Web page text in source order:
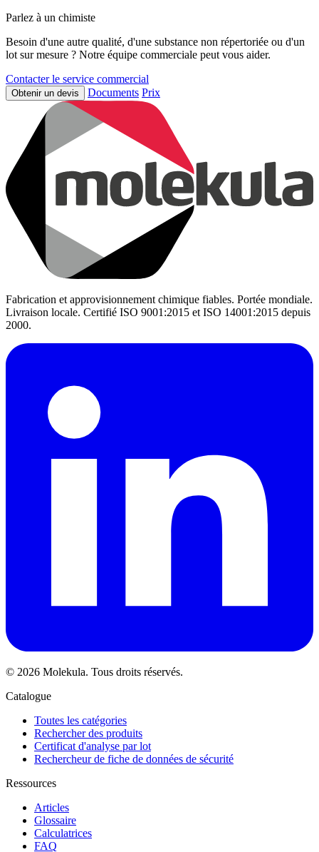
Parlez à un chimiste
Besoin d'une autre qualité, d'une substance non répertoriée ou d'un
lot sur mesure ? Notre équipe commerciale peut vous aider.
Contacter le service commercial
Obtenir un devis Documents Prix
Fabrication et approvisionnement chimique fiables. Portée mondiale.
Livraison locale. Certifié ISO 9001:2015 et ISO 14001:2015 depuis
2000.
© 2026 Molekula. Tous droits réservés.
Catalogue
Toutes les catégories
Rechercher des produits
Certificat d'analyse par lot
Rechercheur de fiche de données de sécurité
Ressources
Articles
Glossaire
Calculatrices
FAQ